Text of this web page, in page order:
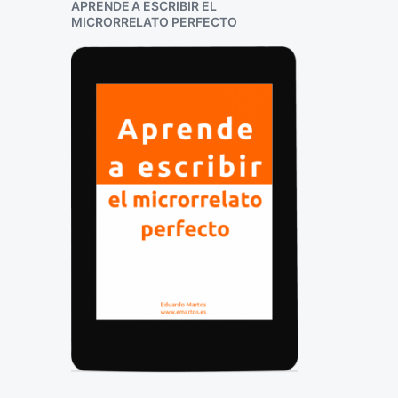
APRENDE A ESCRIBIR EL
MICRORRELATO PERFECTO